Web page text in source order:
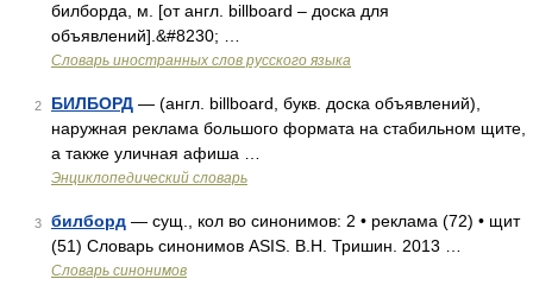
билборда, м. [от англ. billboard – доска для
объявлений].&#8230; …
Словарь иностранных слов русского языка
2 БИЛБОРД — (англ. billboard, букв. доска объявлений),
наружная реклама большого формата на стабильном щите,
а также уличная афиша …
Энциклопедический словарь
3 билборд — сущ., кол во синонимов: 2 • реклама (72) • щит
(51) Словарь синонимов ASIS. В.Н. Тришин. 2013 …
Словарь синонимов